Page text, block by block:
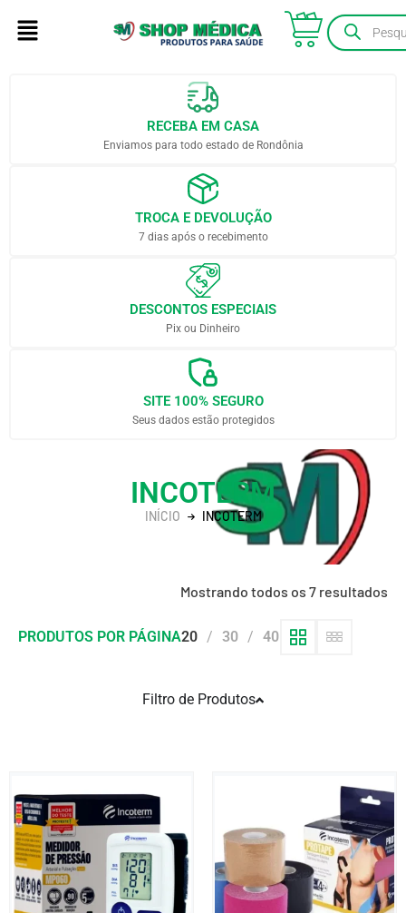
RECEBA EM CASA
Enviamos para todo estado de Rondônia
TROCA E DEVOLUÇÃO
7 dias após o recebimento
DESCONTOS ESPECIAIS
Pix ou Dinheiro
SITE 100% SEGURO
Seus dados estão protegidos
INCOTERM
INÍCIO INCOTERM
Mostrando todos os 7 resultados
PRODUTOS POR PÁGINA20 30 40
Filtro de Produtos